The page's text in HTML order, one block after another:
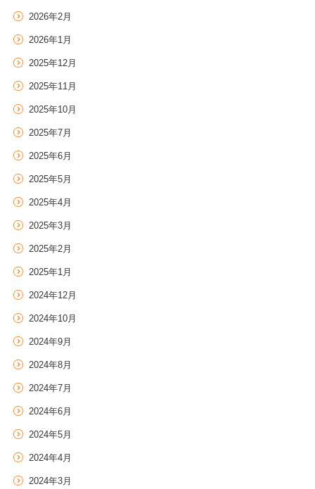
2026年2月
2026年1月
2025年12月
2025年11月
2025年10月
2025年7月
2025年6月
2025年5月
2025年4月
2025年3月
2025年2月
2025年1月
2024年12月
2024年10月
2024年9月
2024年8月
2024年7月
2024年6月
2024年5月
2024年4月
2024年3月